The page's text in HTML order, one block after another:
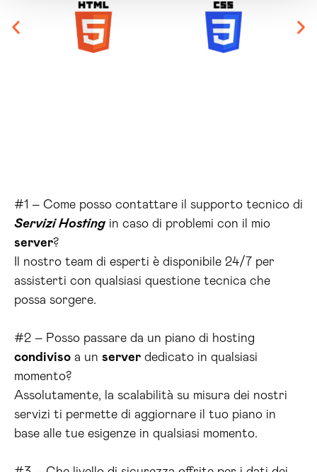
#1 – Come posso contattare il supporto tecnico di
Servizi Hosting in caso di problemi con il mio
server?
Il nostro team di esperti è disponibile 24/7 per
assisterti con qualsiasi questione tecnica che
possa sorgere.
#2 – Posso passare da un piano di hosting
condiviso a un server dedicato in qualsiasi
momento?
Assolutamente, la scalabilità su misura dei nostri
servizi ti permette di aggiornare il tuo piano in
base alle tue esigenze in qualsiasi momento.